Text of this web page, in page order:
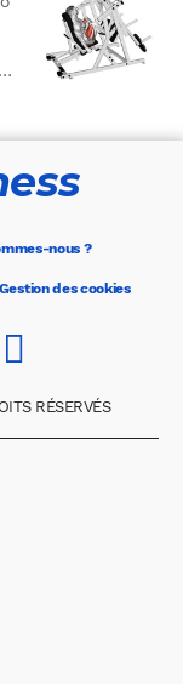
nous ?
Gestion des cookies
RÉSERVÉS